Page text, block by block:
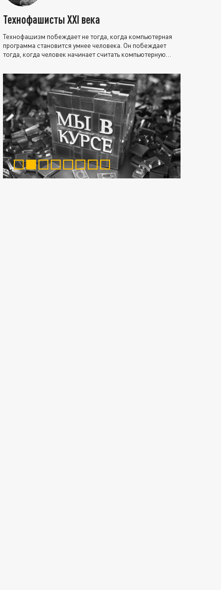
Технофашисты XXI века
Технофашизм побеждает не тогда, когда компьютерная
программа становится умнее человека. Он побеждает
тогда, когда человек начинает считать компьютерную